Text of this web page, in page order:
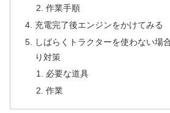
作業手順
充電完了後エンジンをかけてみる
しばらくトラクターを使わない場
り対策
必要な道具
作業